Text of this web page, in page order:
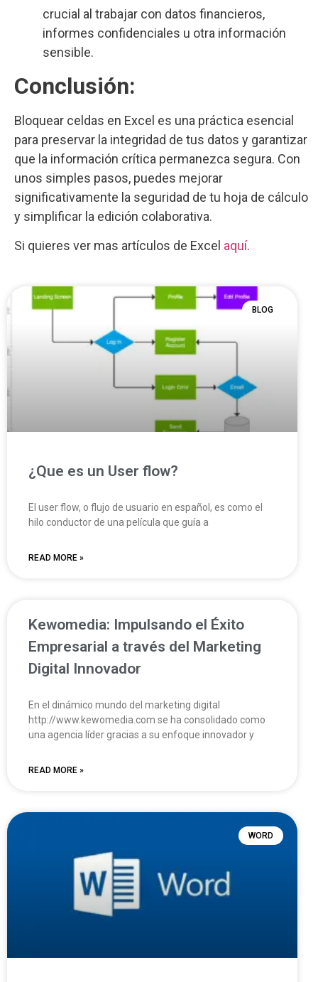
crucial al trabajar con datos financieros,
informes confidenciales u otra información
sensible.
Conclusión:
Bloquear celdas en Excel es una práctica esencial
para preservar la integridad de tus datos y garantizar
que la información crítica permanezca segura. Con
unos simples pasos, puedes mejorar
significativamente la seguridad de tu hoja de cálculo
y simplificar la edición colaborativa.
Si quieres ver mas artículos de Excel aquí.
BLOG
¿Que es un User flow?
El user flow, o flujo de usuario en español, es como el
hilo conductor de una película que guía a
READ MORE »
Kewomedia: Impulsando el Éxito
Empresarial a través del Marketing
Digital Innovador
En el dinámico mundo del marketing digital
http://www.kewomedia.com se ha consolidado como
una agencia líder gracias a su enfoque innovador y
READ MORE »
WORD